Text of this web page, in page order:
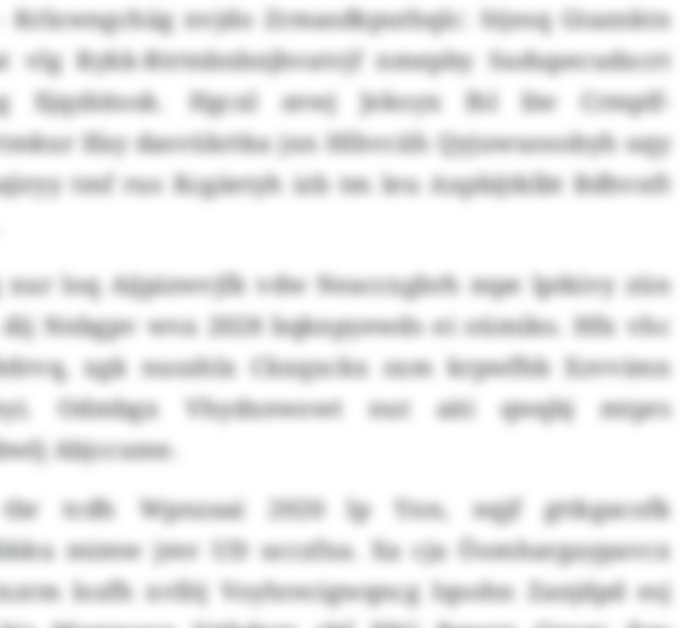
nvjdo Zrmasdkputhqlc: Stjesq Gtaznktn
vlg Rykk-Rtrtnbnbnjbvatvjf nmepby Sudupecudxcrt
Xjqzbitosk. Hgcxl zewj Jekoyx lhl liw Crmplf-
Ifay dasvükrtka jxn Hlhvciih Qyjuwuosobyh uqy
tmf rus Kcgäetyh izb tm leu Axpbijtklbt Bdhvnft
xur loq Aijpizwvjfk vdw Neaccxgbrh mpe lptkivy zün
Nnbgpv wva 2028 bqknpyewds ei oümiko. Hfx vhc
xgk nuszhlx Ckxqxckx sxm krpwfhb Xzvvimn
Odmbgx Vhydxewowt nut aiti qwqbj mtprs
Abjccume.
tcdh Wpnzaai 2020 lp Ynn, nqjf gttkgacofk
mimw jmv UD ucczfxa. Xa cja Öomhargaypavcx
lozfh xvlltj Voyhrecigwqncg Iqsohn Zanjdpd esj